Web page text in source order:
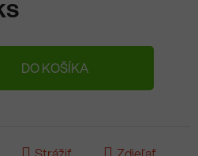
DO KOŠÍKA